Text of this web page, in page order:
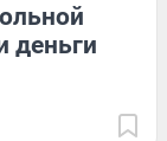
деньги